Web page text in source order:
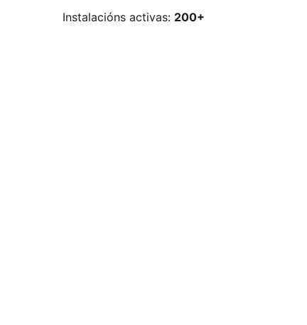
Instalacións activas: 200+